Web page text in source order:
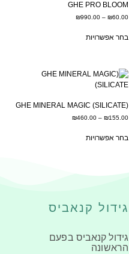
GHE PRO BLOOM
₪60.00
–
₪990.00
בחר אפשרויות
(GHE MINERAL MAGIC (SILICATE
₪155.00
–
₪460.00
בחר אפשרויות
גידול קנאביס
גידול קנאביס בפעם
הראשונה